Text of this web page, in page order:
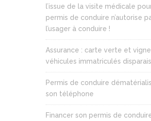
l’issue de la visite médicale
permis de conduire n’autorise
l’usager à conduire !
Assurance : carte verte et
véhicules immatriculés
Permis de conduire
son téléphone
Financer son permis de